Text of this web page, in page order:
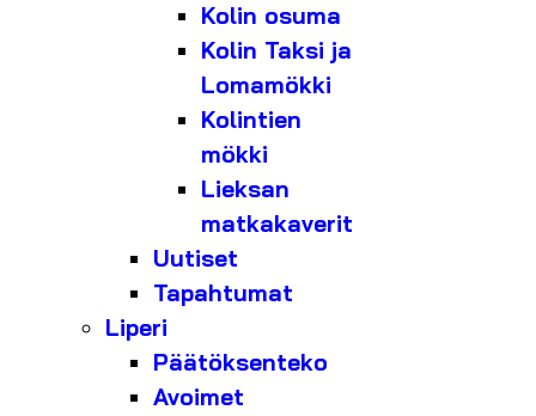
Kolin osuma
Kolin Taksi ja
Lomamökki
Kolintien
mökki
Lieksan
matkakaverit
Uutiset
Tapahtumat
Liperi
Päätöksenteko
Avoimet